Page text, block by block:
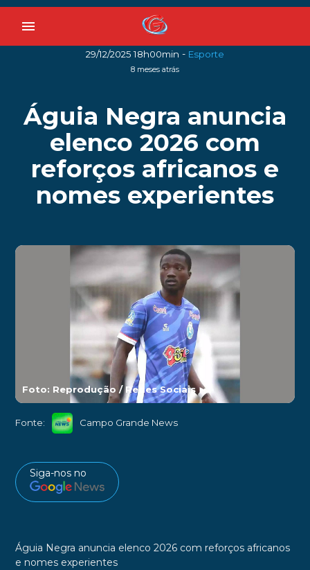
menu
29/12/2025 18h00min - Esporte
8 meses atrás
Águia Negra anuncia
elenco 2026 com
reforços africanos e
nomes experientes
Foto: Reprodução / Redes Sociais►
Fonte: Campo Grande News
Siga-nos no
Águia Negra anuncia elenco 2026 com reforços africanos
e nomes experientes